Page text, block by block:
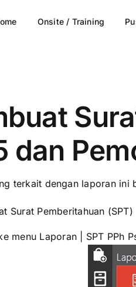
Onsite / Training
dan
terkait dengan laporan ini
Surat Pemberitahuan (SPT)
menu Laporan | SPT PPh